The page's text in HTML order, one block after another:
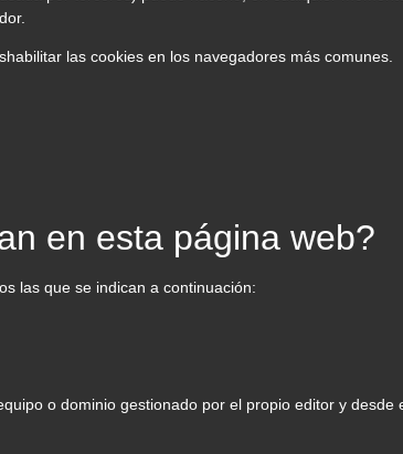
las cookies en los navegadores más comunes.
en esta página web?
las que se indican a continuación:
o dominio gestionado por el propio editor y desde